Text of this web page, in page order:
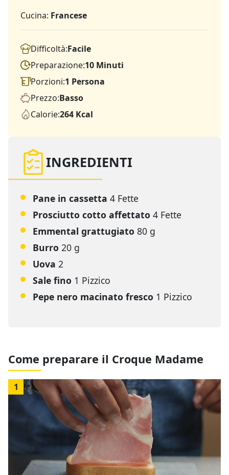
Cucina: Francese
Difficoltà:Facile
Preparazione:10 Minuti
Porzioni:1 Persona
Prezzo:Basso
Calorie:264 Kcal
INGREDIENTI
Pane in cassetta 4 Fette
Prosciutto cotto affettato 4 Fette
Emmental grattugiato 80 g
Burro 20 g
Uova 2
Sale fino 1 Pizzico
Pepe nero macinato fresco 1 Pizzico
Come preparare il Croque Madame
1